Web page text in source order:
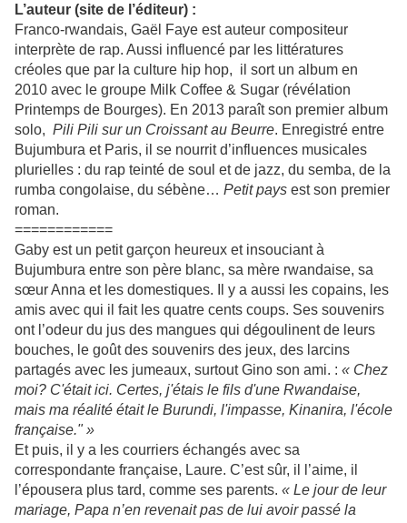
L’auteur (site de l’éditeur) :
Franco-rwandais, Gaël Faye est auteur compositeur
interprète de rap. Aussi influencé par les littératures
créoles que par la culture hip hop, il sort un album en
2010 avec le groupe Milk Coffee & Sugar (révélation
Printemps de Bourges). En 2013 paraît son premier album
solo, Pili Pili sur un Croissant au Beurre. Enregistré entre
Bujumbura et Paris, il se nourrit d’influences musicales
plurielles : du rap teinté de soul et de jazz, du semba, de la
rumba congolaise, du sébène… Petit pays est son premier
roman.
============
Gaby est un petit garçon heureux et insouciant à
Bujumbura entre son père blanc, sa mère rwandaise, sa
sœur Anna et les domestiques. Il y a aussi les copains, les
amis avec qui il fait les quatre cents coups. Ses souvenirs
ont l’odeur du jus des mangues qui dégoulinent de leurs
bouches, le goût des souvenirs des jeux, des larcins
partagés avec les jumeaux, surtout Gino son ami. : « Chez
moi? C'était ici. Certes, j'étais le fils d'une Rwandaise,
mais ma réalité était le Burundi, l'impasse, Kinanira, l'école
française." »
Et puis, il y a les courriers échangés avec sa
correspondante française, Laure. C’est sûr, il l’aime, il
l’épousera plus tard, comme ses parents. « Le jour de leur
mariage, Papa n’en revenait pas de lui avoir passé la